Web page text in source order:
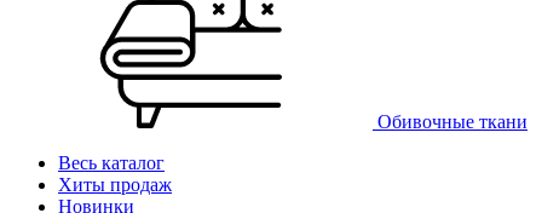
Обивочные ткани
Весь каталог
Хиты продаж
Новинки